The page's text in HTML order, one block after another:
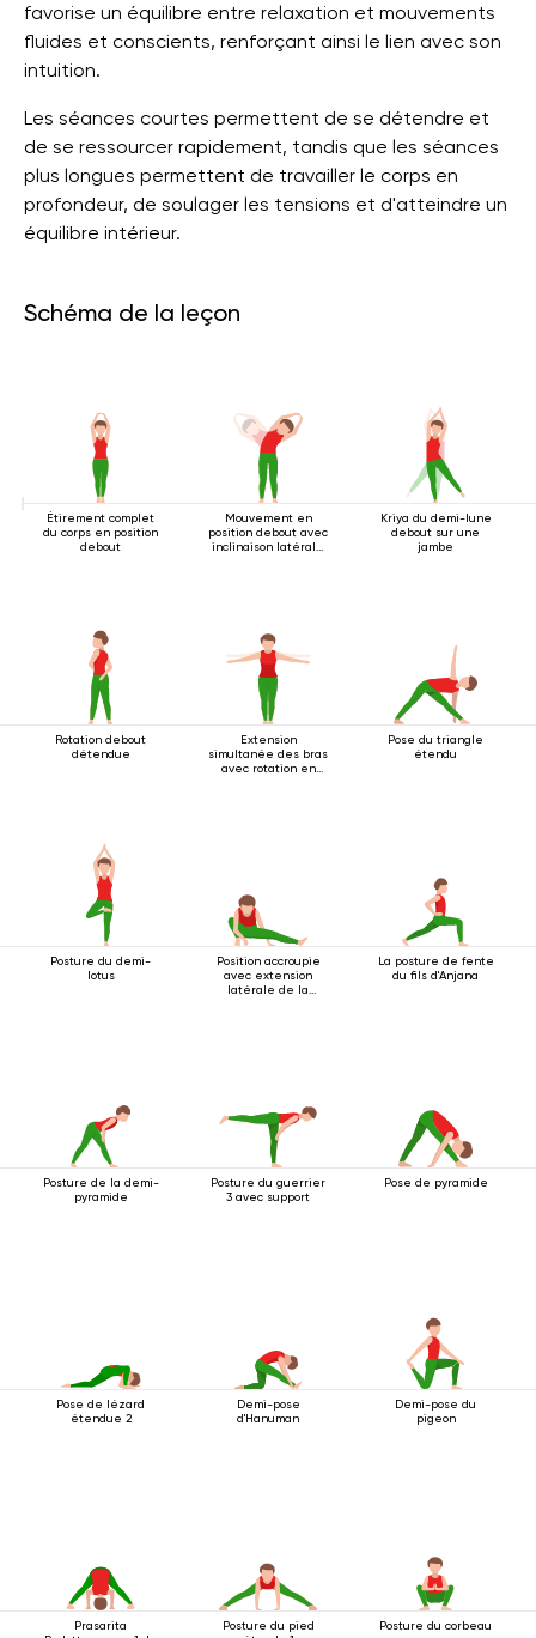
favorise un équilibre entre relaxation et mouvements
fluides et conscients, renforçant ainsi le lien avec son
intuition.
Les séances courtes permettent de se détendre et
de se ressourcer rapidement, tandis que les séances
plus longues permettent de travailler le corps en
profondeur, de soulager les tensions et d'atteindre un
équilibre intérieur.
Schéma de la leçon
Étirement complet
du corps en position
debout
Mouvement en
position debout avec
inclinaison latérale
Kriya du demi-lune
debout sur une
jambe
Rotation debout
détendue
Extension
simultanée des bras
avec rotation en
Pose du triangle
étendu
Posture du demi-
lotus
Position accroupie
avec extension
latérale de la
La posture de fente
du fils d'Anjana
Posture de la demi-
pyramide
Posture du guerrier
3 avec support
Pose de pyramide
Pose de lézard
étendue 2
Demi-pose
d'Hanuman
Demi-pose du
pigeon
Prasarita
Posture du pied
Posture du corbeau